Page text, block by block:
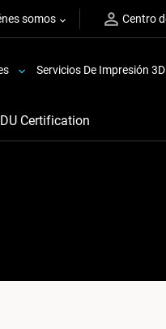
somos Centro
Servicios De Impresión 3D
Certification